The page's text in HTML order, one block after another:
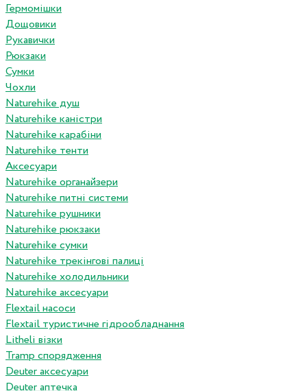
Гермомішки
Дощовики
Рукавички
Рюкзаки
Сумки
Чохли
Naturehike душ
Naturehike каністри
Naturehike карабіни
Naturehike тенти
Аксесуари
Naturehike органайзери
Naturehike питні системи
Naturehike рушники
Naturehike рюкзаки
Naturehike сумки
Naturehike трекінгові палиці
Naturehike холодильники
Naturehike аксесуари
Flextail насоси
Flextail туристичне гідрообладнання
Litheli візки
Tramp спорядження
Deuter аксесуари
Deuter аптечка